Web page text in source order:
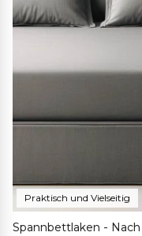
Praktisch und Vielseitig
Spannbettlaken -